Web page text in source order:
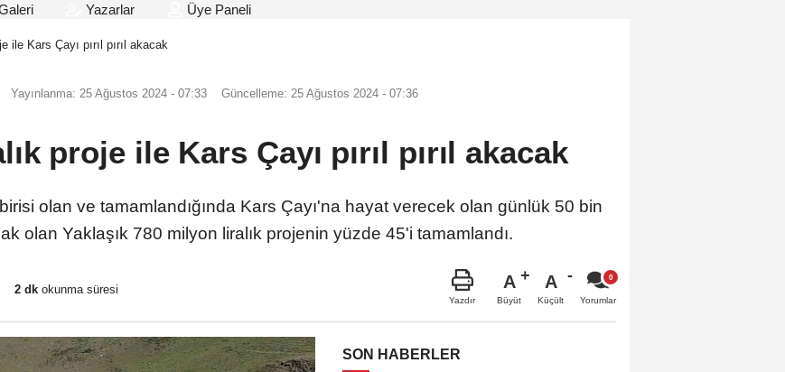
Yazarlar Üye Paneli
ile Kars Çayı pırıl pırıl akacak
Yayınlanma: 25 Ağustos 2024 - 07:33 Güncelleme: 25 Ağustos 2024 - 07:36
proje ile Kars Çayı pırıl pırıl akacak
olan ve tamamlandığında Kars Çayı'na hayat verecek olan günlük 50 bin
olan Yaklaşık 780 milyon liralık projenin yüzde 45'i tamamlandı.
2 dk okunma süresi
Yazdır
A
Büyüt
A
Küçült Yorumlar
SON HABERLER